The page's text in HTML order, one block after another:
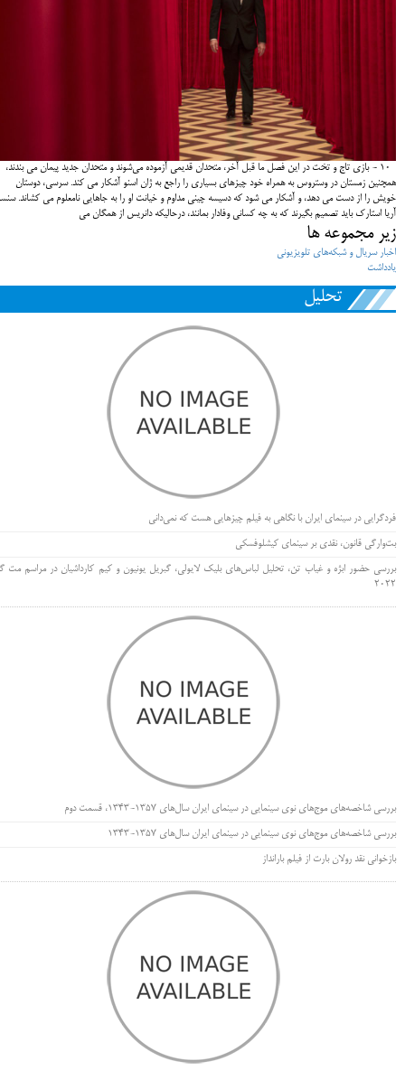
۱۰ - بازی تاج و تخت در این فصل ما قبل آخر، متحدان قدیمی آزموده می‌شوند و متحدان جدید پیمان می بندند،
همچنین زمستان در وستروس به همراه خود چیزهای بسیاری را راجع به ژان اسنو آشکار می کند. سرسی، دوستان
خویش را از دست می دهد، و آشکار می شود که دسیسه چینی مداوم و خیانت او را به جاهایی نامعلوم می کشاند.
آریا استارک باید تصمیم بگیرند که به چه کسانی وفادار بمانند، درحالیکه دانریس از همگان می
زیر مجموعه ها
اخبار سریال و شبکه‌های تلویزیونی
یادداشت
تحلیل
فردگرایی در سینمای ایران با نگاهی به فیلم چیزهایی هست که نمی‌دانی
بت‌وارگی قانون، نقدی بر سینمای کیشلوفسکی
بررسی حضور ابژه و غیاب تن، تحلیل لباس‌های بلیک لایولی، گبریل یونیون و کیم کارداشیان در مراسم مت
۲۰۲۲
بررسی شاخصه‌های موج‌های نوی سینمایی در سینمای ایران سال‌های 1357-1343، قسمت دوم
بررسی شاخصه‌های موج‌های نوی سینمایی در سینمای ایران سال‌های 1357-1343
بازخوانی نقد رولان بارت از فیلم بارانداز